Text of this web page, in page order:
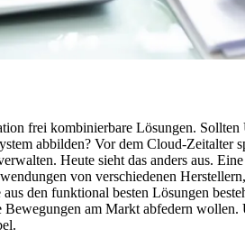
frei kombinierbare Lösungen.
abbilden? Vor dem Cloud-
Heute sieht das anders aus.
von verschiedenen
den funktional besten Lösungen
am Markt abfedern